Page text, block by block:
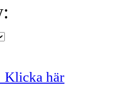
Klicka här